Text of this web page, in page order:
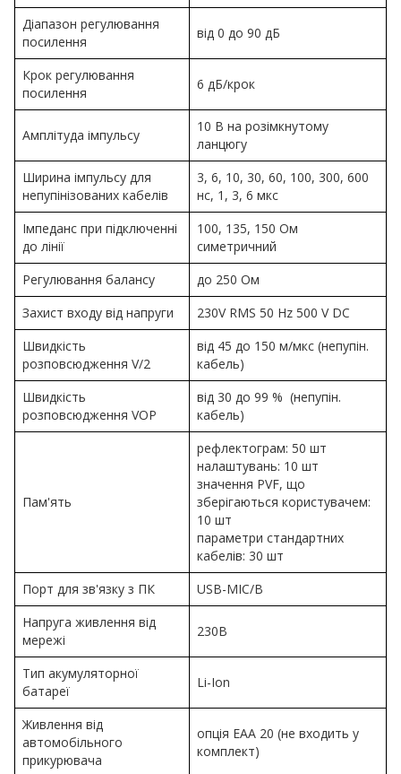
Діапазон регулювання
посилення
від 0 до 90 дБ
Крок регулювання
посилення
6 дБ/крок
Амплітуда імпульсу
10 В на розімкнутому
ланцюгу
Ширина імпульсу для
непупінізованих кабелів
3, 6, 10, 30, 60, 100, 300, 600
нс, 1, 3, 6 мкс
Імпеданс при підключенні
до лінії
100, 135, 150 Ом
симетричний
Регулювання балансу
до 250 Ом
Захист входу від напруги
230V RMS 50 Hz 500 V DC
Швидкість
розповсюдження V/2
від 45 до 150 м/мкс (непупін.
кабель)
Швидкість
розповсюдження VOP
від 30 до 99 % (непупін.
кабель)
Пам'ять
рефлектограм: 50 шт
налаштувань: 10 шт
значення PVF, що
зберігаються користувачем:
10 шт
параметри стандартних
кабелів: 30 шт
Порт для зв'язку з ПК
USB-MIC/B
Напруга живлення від
мережі
230В
Тип акумуляторної
батареї
Li-Ion
Живлення від
автомобільного
прикурювача
опція EAA 20 (не входить у
комплект)